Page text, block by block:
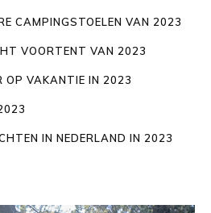
CAMPINGSTOELEN VAN 2023
VOORTENT VAN 2023
OP VAKANTIE IN 2023
IN NEDERLAND IN 2023